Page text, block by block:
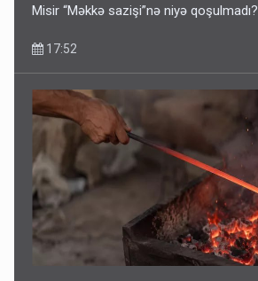
Misir “Məkkə sazişi”nə niyə qoşulmadı?
17:52